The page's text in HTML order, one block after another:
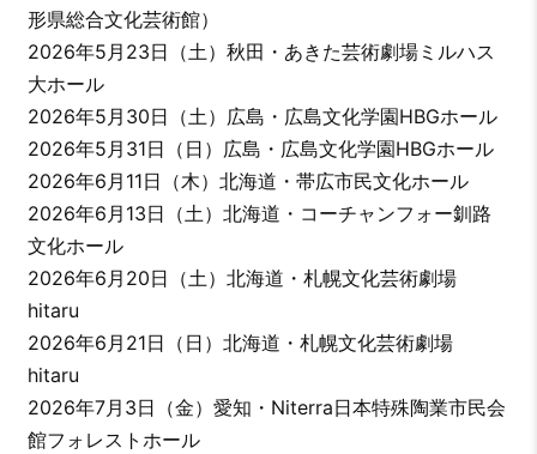
形県総合文化芸術館）
2026年5月23日（土）秋田・あきた芸術劇場ミルハス
大ホール
2026年5月30日（土）広島・広島文化学園HBGホール
2026年5月31日（日）広島・広島文化学園HBGホール
2026年6月11日（木）北海道・帯広市民文化ホール
2026年6月13日（土）北海道・コーチャンフォー釧路
文化ホール
2026年6月20日（土）北海道・札幌文化芸術劇場
hitaru
2026年6月21日（日）北海道・札幌文化芸術劇場
hitaru
2026年7月3日（金）愛知・Niterra日本特殊陶業市民会
館フォレストホール